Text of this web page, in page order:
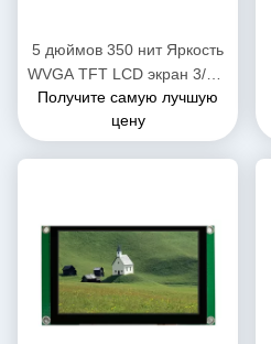
5 дюймов 350 нит Яркость
WVGA TFT LCD экран 3/4 L
SPI интерфейс с CTP
Получите самую лучшую
цену